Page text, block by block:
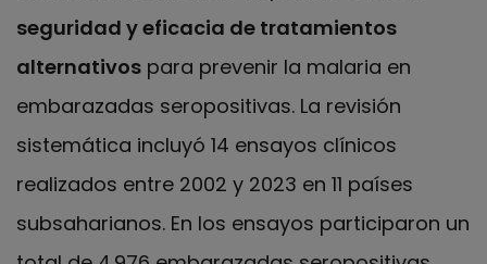
seguridad y eficacia de tratamientos
alternativos para prevenir la malaria en
embarazadas seropositivas. La revisión
sistemática incluyó 14 ensayos clínicos
realizados entre 2002 y 2023 en 11 países
subsaharianos. En los ensayos participaron un